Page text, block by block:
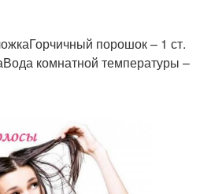
порошок – 1 ст.
комнатной температуры –